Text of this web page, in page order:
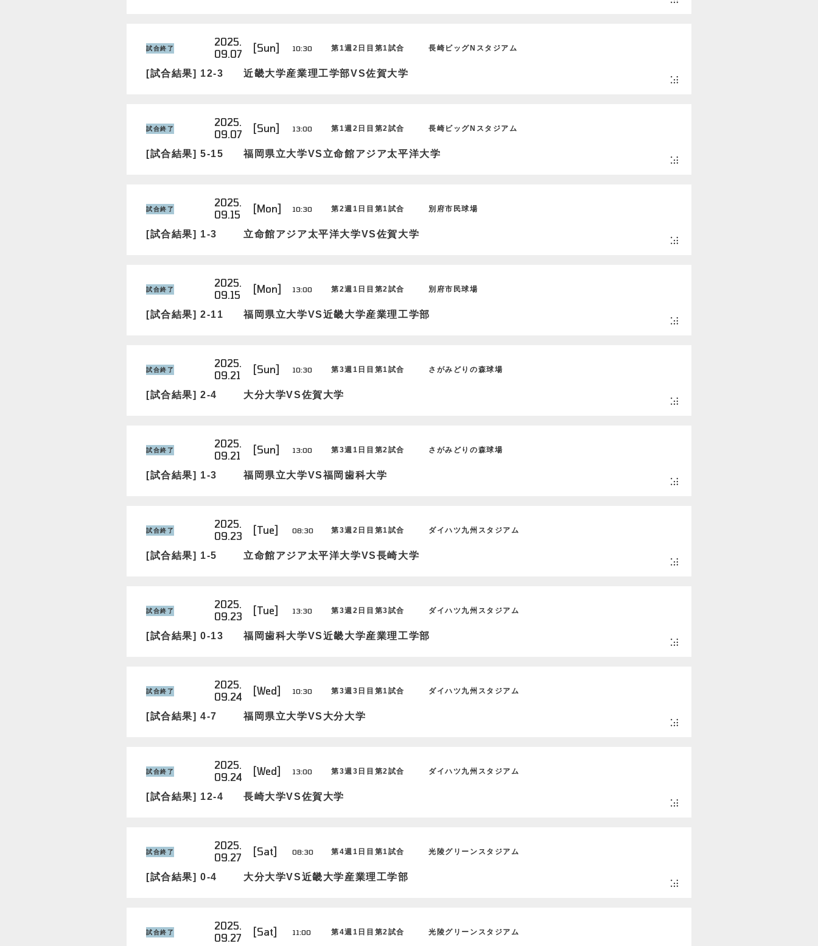
試合終了
2025.
09.07
[Sun] 10:30 第1週2日目第1試合 長崎ビッグNスタジアム
[試合結果] 12-3 近畿大学産業理工学部VS佐賀大学
試合終了
2025.
09.07
[Sun] 13:00 第1週2日目第2試合 長崎ビッグNスタジアム
[試合結果] 5-15 福岡県立大学VS立命館アジア太平洋大学
試合終了
2025.
09.15
[Mon] 10:30 第2週1日目第1試合 別府市民球場
[試合結果] 1-3 立命館アジア太平洋大学VS佐賀大学
試合終了
2025.
09.15
[Mon] 13:00 第2週1日目第2試合 別府市民球場
[試合結果] 2-11 福岡県立大学VS近畿大学産業理工学部
試合終了
2025.
09.21
[Sun] 10:30 第3週1日目第1試合 さがみどりの森球場
[試合結果] 2-4 大分大学VS佐賀大学
試合終了
2025.
09.21
[Sun] 13:00 第3週1日目第2試合 さがみどりの森球場
[試合結果] 1-3 福岡県立大学VS福岡歯科大学
試合終了
2025.
09.23
[Tue] 08:30 第3週2日目第1試合 ダイハツ九州スタジアム
[試合結果] 1-5 立命館アジア太平洋大学VS長崎大学
試合終了
2025.
09.23
[Tue] 13:30 第3週2日目第3試合 ダイハツ九州スタジアム
[試合結果] 0-13 福岡歯科大学VS近畿大学産業理工学部
試合終了
2025.
09.24
[Wed] 10:30 第3週3日目第1試合 ダイハツ九州スタジアム
[試合結果] 4-7 福岡県立大学VS大分大学
試合終了
2025.
09.24
[Wed] 13:00 第3週3日目第2試合 ダイハツ九州スタジアム
[試合結果] 12-4 長崎大学VS佐賀大学
試合終了
2025.
09.27
[Sat] 08:30 第4週1日目第1試合 光陵グリーンスタジアム
[試合結果] 0-4 大分大学VS近畿大学産業理工学部
試合終了
2025.
09.27
[Sat] 11:00 第4週1日目第2試合 光陵グリーンスタジアム